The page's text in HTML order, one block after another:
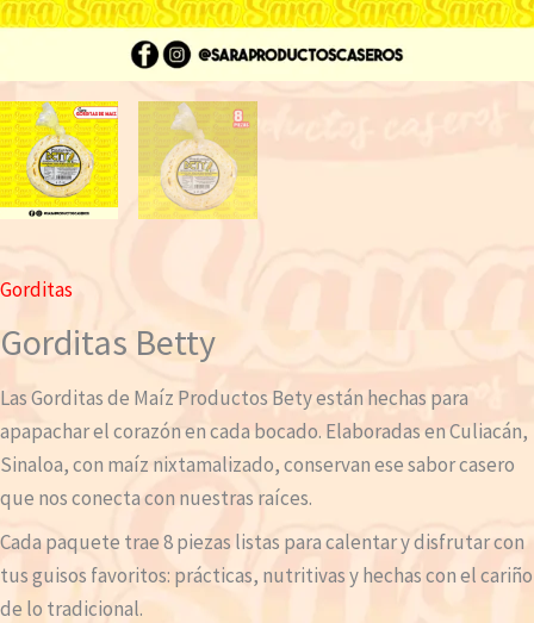
Gorditas
Gorditas Betty
Las Gorditas de Maíz Productos Bety están hechas para
apapachar el corazón en cada bocado. Elaboradas en Culiacán,
Sinaloa, con maíz nixtamalizado, conservan ese sabor casero
que nos conecta con nuestras raíces.
Cada paquete trae 8 piezas listas para calentar y disfrutar con
tus guisos favoritos: prácticas, nutritivas y hechas con el cariño
de lo tradicional.